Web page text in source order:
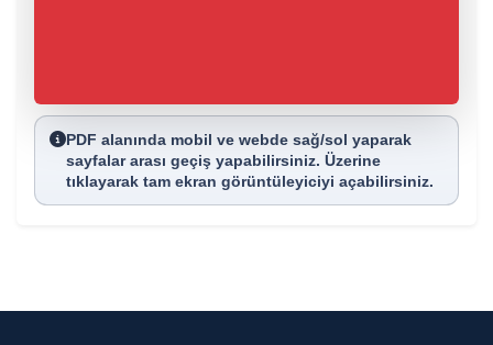
PDF alanında mobil ve webde sağ/sol yaparak
sayfalar arası geçiş yapabilirsiniz. Üzerine
tıklayarak tam ekran görüntüleyiciyi açabilirsiniz.